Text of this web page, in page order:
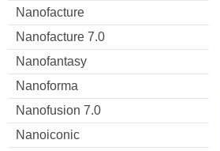
Nanofacture
Nanofacture 7.0
Nanofantasy
Nanoforma
Nanofusion 7.0
Nanoiconic